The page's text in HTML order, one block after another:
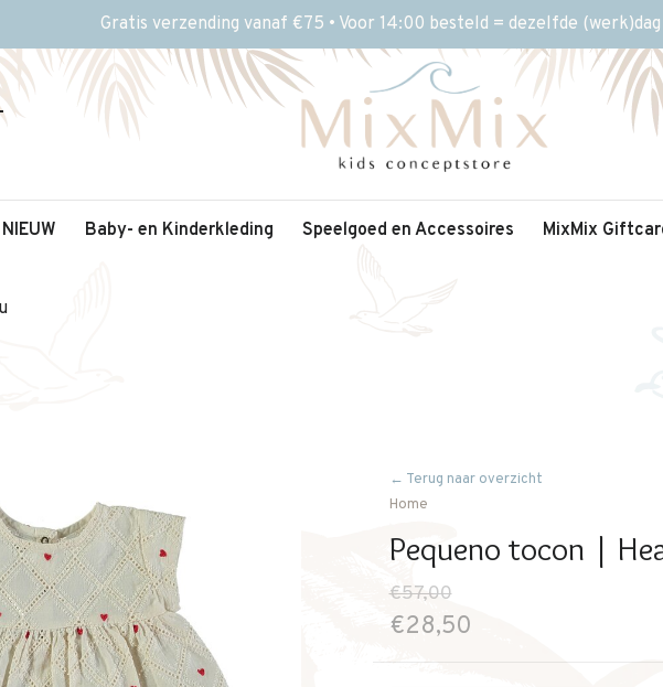
Gratis verzending vanaf €75 • Voor 14:00 besteld = dezelfde
NIEUW Baby- en Kinderkleding Speelgoed en Accessoires MixMix
← Terug naar overzicht
Home
Pequeno tocon |
€57,00
€28,50